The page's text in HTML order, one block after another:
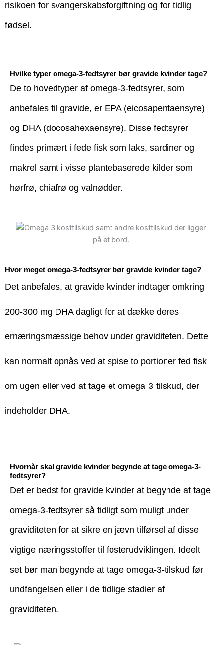
risikoen for svangerskabsforgiftning og for tidlig
fødsel.
Hvilke typer omega-3-fedtsyrer bør gravide kvinder tage?
De to hovedtyper af omega-3-fedtsyrer, som
anbefales til gravide, er EPA (eicosapentaensyre)
og DHA (docosahexaensyre). Disse fedtsyrer
findes primært i fede fisk som laks, sardiner og
makrel samt i visse plantebaserede kilder som
hørfrø, chiafrø og valnødder.
Hvor meget omega-3-fedtsyrer bør gravide kvinder tage?
Det anbefales, at gravide kvinder indtager omkring
200-300 mg DHA dagligt for at dække deres
ernæringsmæssige behov under graviditeten. Dette
kan normalt opnås ved at spise to portioner fed fisk
om ugen eller ved at tage et omega-3-tilskud, der
indeholder DHA.
Hvornår skal gravide kvinder begynde at tage omega-3-
fedtsyrer?
Det er bedst for gravide kvinder at begynde at tage
omega-3-fedtsyrer så tidligt som muligt under
graviditeten for at sikre en jævn tilførsel af disse
vigtige næringsstoffer til fosterudviklingen. Ideelt
set bør man begynde at tage omega-3-tilskud før
undfangelsen eller i de tidlige stadier af
graviditeten.